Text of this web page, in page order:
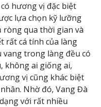
hương vị đặc biệt
lựa chọn kỹ lưỡng
qua thời gian và
rất cá tính của làng
vang trong làng đều có
không ai giống ai,
vị cũng khác biệt
Nhờ đó, Vang Đà
với rất nhiều